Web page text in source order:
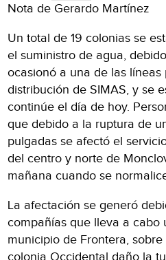
Nota de Gerardo Martínez
Un total de 19 colonias se
el suministro de agua,
ocasionó a una de las líneas
distribución de SIMAS, y se
continúe el día de hoy.
que debido a la ruptura de
pulgadas se afectó el
del centro y norte de
mañana cuando se
La afectación se generó
compañías que lleva a cabo
municipio de Frontera,